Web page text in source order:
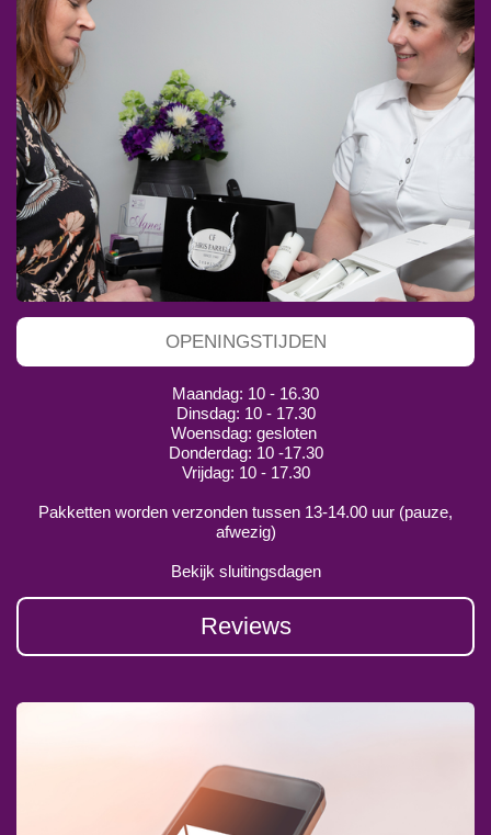
OPENINGSTIJDEN
Maandag: 10 - 16.30
Dinsdag: 10 - 17.30
Woensdag: gesloten
Donderdag: 10 -17.30
Vrijdag: 10 - 17.30
Pakketten worden verzonden tussen 13-14.00 uur (pauze,
afwezig)
Bekijk sluitingsdagen
Reviews